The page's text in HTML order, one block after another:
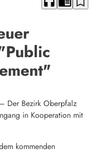
Der Bezirk Oberpfalz
in Kooperation mit
kommenden